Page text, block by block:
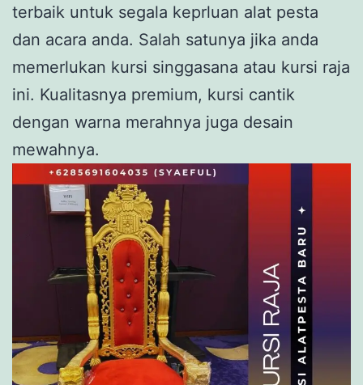
terbaik untuk segala keprluan alat pesta
dan acara anda. Salah satunya jika anda
memerlukan kursi singgasana atau kursi raja
ini. Kualitasnya premium, kursi cantik
dengan warna merahnya juga desain
mewahnya.